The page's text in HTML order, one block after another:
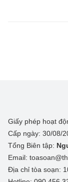
Giấy phép hoạt
Cấp ngày: 30/08/
Tổng Biên tập:
Email:
Địa chỉ tòa soạn: